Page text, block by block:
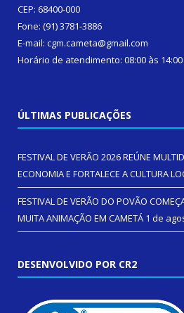
CEP: 68400-000
Fone: (91) 3781-3886
E-mail: cgm.cameta@gmail.com
Horário de atendimento: 08:00 às 14:00
ÚLTIMAS PUBLICAÇÕES
FESTIVAL DE VERÃO 2026 REÚNE
ECONOMIA E FORTALECE A CULTURA
FESTIVAL DE VERÃO DO POVÃO
MUITA ANIMAÇÃO EM CAMETÁ 1 de
DESENVOLVIDO POR CR2